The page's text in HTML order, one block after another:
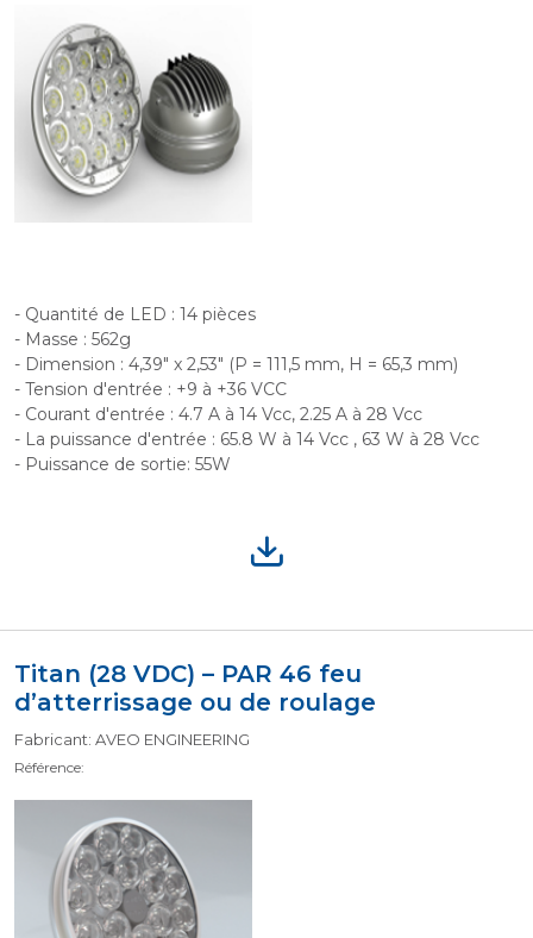
- Quantité de LED : 14 pièces
- Masse : 562g
- Dimension : 4,39" x 2,53" (P = 111,5 mm, H = 65,3 mm)
- Tension d'entrée : +9 à +36 VCC
- Courant d'entrée : 4.7 A à 14 Vcc, 2.25 A à 28 Vcc
- La puissance d'entrée : 65.8 W à 14 Vcc , 63 W à 28 Vcc
- Puissance de sortie: 55W
Titan (28 VDC) – PAR 46 feu
d’atterrissage ou de roulage
Fabricant: AVEO ENGINEERING
Référence: